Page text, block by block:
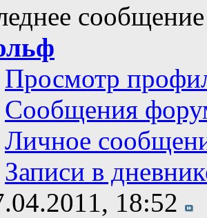
Просмотр
Сообщения
Личное
Записи в
18:52